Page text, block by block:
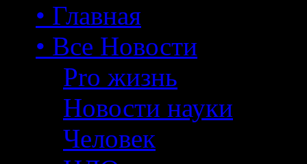
• Главная
• Все Новости
Pro жизнь
Новости науки
Человек